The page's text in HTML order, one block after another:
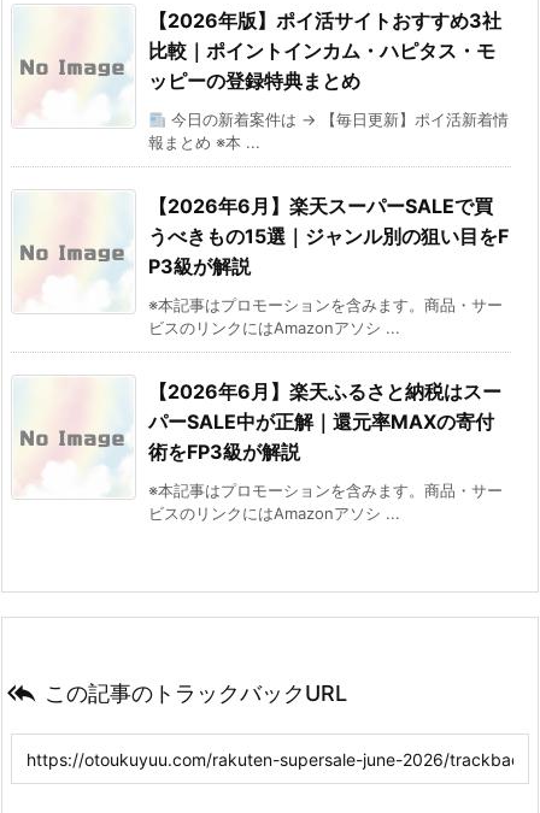
【2026年版】ポイ活サイトおすすめ3社
比較｜ポイントインカム・ハピタス・モ
ッピーの登録特典まとめ
今日の新着案件は → 【毎日更新】ポイ活新着情
報まとめ ※本 ...
【2026年6月】楽天スーパーSALEで買
うべきもの15選｜ジャンル別の狙い目をF
P3級が解説
※本記事はプロモーションを含みます。商品・サー
ビスのリンクにはAmazonアソシ ...
【2026年6月】楽天ふるさと納税はスー
パーSALE中が正解｜還元率MAXの寄付
術をFP3級が解説
※本記事はプロモーションを含みます。商品・サー
ビスのリンクにはAmazonアソシ ...
 この記事のトラックバックURL